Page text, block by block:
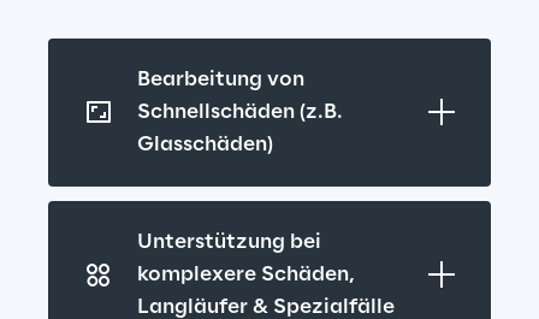
Bearbeitung von
Schnellschäden (z.B.
Glasschäden)
Unterstützung bei
komplexere Schäden,
Langläufer & Spezialfälle